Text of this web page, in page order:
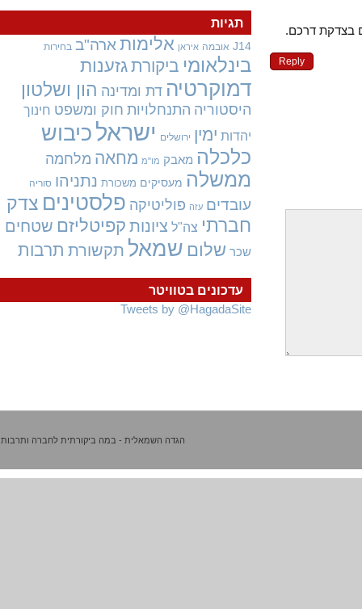
דרכם.
Reply
עדכונים בטוויטר
Tweets by @HagadaSite
תגיות
J14 אובמה איראן אלימות ארה"ב בחירות
בינלאומיביקורתגזענות
דמוקרטיה דת ומדינההון ושלטון
היסטוריה התנחלויות חוק ומשפט חינוך
יהדות ימין ירושלים ישראלכיבוש
כלכלה מאבק מו"מ מחאהמלחמה
ממשלה מעסיקים משכורת נתניהו סוריה
עובדים עזה פוליטיקה פלסטיניםצדק
חברתי צה"ל ציונותקפיטליזםשטחים
שכר שלום שמאלתקשורתתרבות
הגדה השמאלית - במה ביקורתית לחברה ותרבות